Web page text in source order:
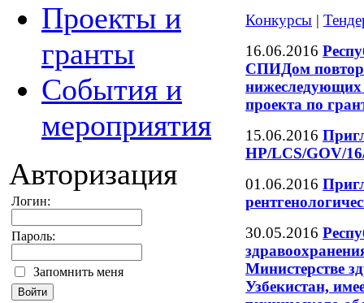
Проекты и
гранты
События и
мероприятия
Авторизация
Логин:
Пароль:
Запомнить меня
Конкурсы |
16.06.2016
СПИДом
нижеследующих
проекта по
15.06.2016
HP/LCS/GOV/
01.06.2016
30.05.2016
Министерстве
Узбекистан,